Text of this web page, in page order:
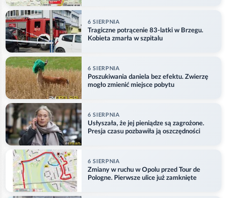
6 SIERPNIA
Tragiczne potrącenie 83-latki w Brzegu.
Kobieta zmarła w szpitalu
6 SIERPNIA
Poszukiwania daniela bez efektu. Zwierzę
mogło zmienić miejsce pobytu
6 SIERPNIA
Usłyszała, że jej pieniądze są zagrożone.
Presja czasu pozbawiła ją oszczędności
6 SIERPNIA
Zmiany w ruchu w Opolu przed Tour de
Pologne. Pierwsze ulice już zamknięte